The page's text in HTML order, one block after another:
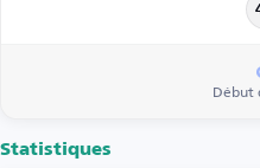
Début
Statistiques